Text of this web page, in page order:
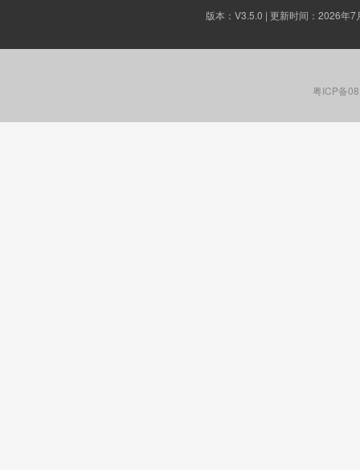
版本： V3.5.0 | 更新时间：2026年
粤ICP备